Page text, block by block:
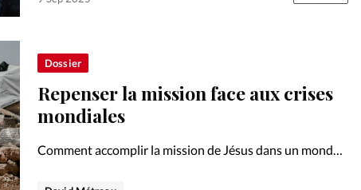
Dossier
Repenser la mission face aux crises
mondiales
Comment accomplir la mission de Jésus dans un monde